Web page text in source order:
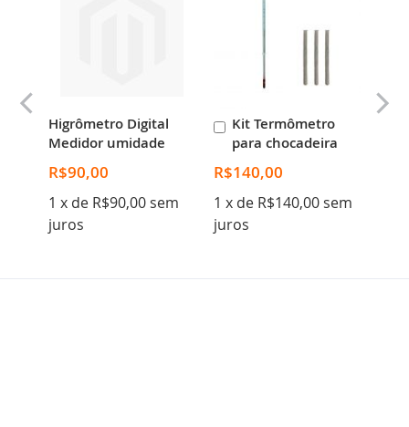
Higrômetro Digital
Medidor umidade
R$90,00
1 x de R$90,00 sem
juros
Kit Termômetro
para chocadeira
R$140,00
1 x de R$140,00 sem
juros
Adicionar
ao
Carrinho